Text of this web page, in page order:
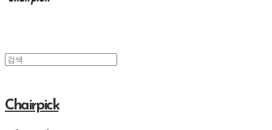
Chairpick